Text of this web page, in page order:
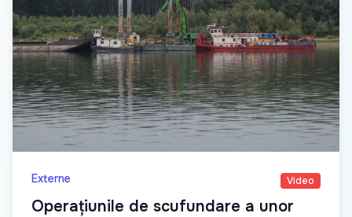
Externe Video
Operațiunile de scufundare a unor